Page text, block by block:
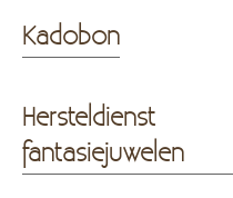
Kadobon
Hersteldienst
fantasiejuwelen